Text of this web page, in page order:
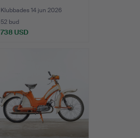
Klubbades 14 jun 2026
52 bud
738 USD